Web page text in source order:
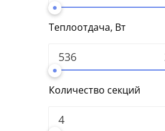
Теплоотдача, Вт
Количество секций